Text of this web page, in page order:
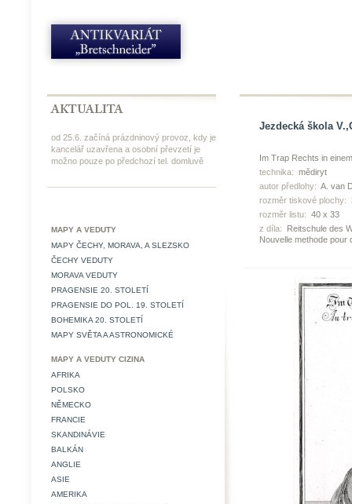
od 25.6. začíná prázdninový provoz, kdy je
kancelář uzavřena a osobní převzetí je
možno pouze po předchozí tel. domluvě
MAPY A VEDUTY
MAPY ČECHY, MORAVA, A SLEZSKO
ČECHY VEDUTY
MORAVA VEDUTY
PRAGENSIE 20. STOLETÍ
PRAGENSIE DO POL. 19. STOLETÍ
BOHEMIKA 20. STOLETÍ
MAPY SVĚTA A ASTRONOMICKÉ
MAPY A VEDUTY CIZINA
AFRIKA
POLSKO
NĚMECKO
FRANCIE
SKANDINÁVIE
BALKÁN
ANGLIE
ASIE
AMERIKA
Jezdecká škola
Im Trap Rechts in
technika: mědiryt
autor předlohy: A. van
rozměr tiskové plochy:
rozměr listu: 40 x 33
z díla:
Reitschule des
Nouvelle methode